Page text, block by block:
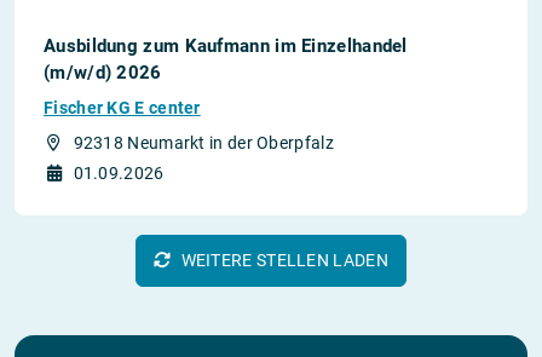
Ausbildung zum Kaufmann im Einzelhandel
(m/w/d) 2026
Fischer KG E center
92318 Neumarkt in der Oberpfalz
01.09.2026
WEITERE STELLEN LADEN